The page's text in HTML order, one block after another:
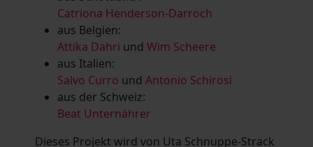
Catriona Henderson-Darroch
aus Belgien:
Attika Dahri und Wim Scheere
aus Italien:
Salvo Curro und Antonio Schirosi
aus der Schweiz:
Beat Unternährer
Dieses Projekt wird von Uta Schnuppe-Strack